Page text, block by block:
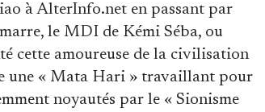
à AlterInfo.net en passant par
le MDI de Kémi Séba, ou
cette amoureuse de la civilisation
une « Mata Hari » travaillant pour
noyautés par le « Sionisme